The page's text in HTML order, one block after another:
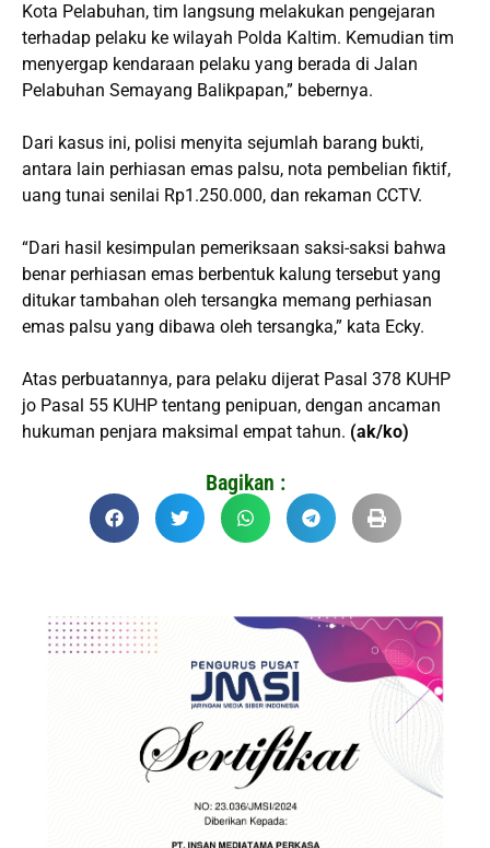
Kota Pelabuhan, tim langsung melakukan pengejaran
terhadap pelaku ke wilayah Polda Kaltim. Kemudian tim
menyergap kendaraan pelaku yang berada di Jalan
Pelabuhan Semayang Balikpapan,” bebernya.
Dari kasus ini, polisi menyita sejumlah barang bukti,
antara lain perhiasan emas palsu, nota pembelian fiktif,
uang tunai senilai Rp1.250.000, dan rekaman CCTV.
“Dari hasil kesimpulan pemeriksaan saksi-saksi bahwa
benar perhiasan emas berbentuk kalung tersebut yang
ditukar tambahan oleh tersangka memang perhiasan
emas palsu yang dibawa oleh tersangka,” kata Ecky.
Atas perbuatannya, para pelaku dijerat Pasal 378 KUHP
jo Pasal 55 KUHP tentang penipuan, dengan ancaman
hukuman penjara maksimal empat tahun. (ak/ko)
Bagikan :